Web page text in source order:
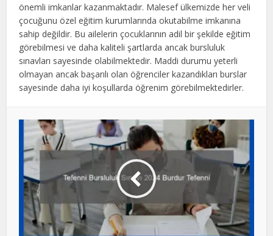
önemli imkanlar kazanmaktadır. Malesef ülkemizde her veli
çocuğunu özel eğitim kurumlarında okutabilme imkanına
sahip değildir. Bu ailelerin çocuklarının adil bir şekilde eğitim
görebilmesi ve daha kaliteli şartlarda ancak bursluluk
sınavları sayesinde olabilmektedir. Maddi durumu yeterli
olmayan ancak başarılı olan öğrenciler kazandıkları burslar
sayesinde daha iyi koşullarda öğrenim görebilmektedirler.